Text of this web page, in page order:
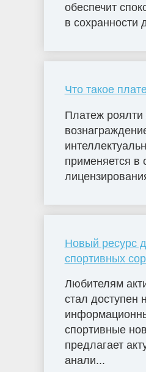
обеспечит
в сохранности
Что такое
Платеж роялти
применяется в
Новый ресурс
спортивных
Любителям
стал доступен
спортивные
предлагает
анали...